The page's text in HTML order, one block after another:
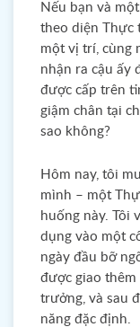
Nếu bạn và
theo diện Thực
một vị trí, cùng
nhận ra cậu ấy
được cấp trên
giậm chân tại
sao không?
Hôm nay, tôi
mình – một
huống này. Tôi
dụng vào một
ngày đầu bỡ
được giao
trưởng, và sau
năng đặc định.